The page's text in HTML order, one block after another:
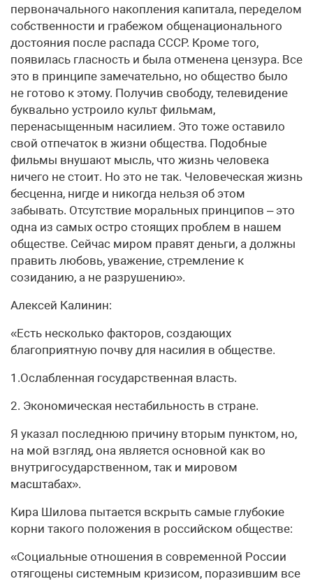
первоначального накопления капитала, переделом
собственности и грабежом общенационального
достояния после распада СССР. Кроме того,
появилась гласность и была отменена цензура. Все
это в принципе замечательно, но общество было
не готово к этому. Получив свободу, телевидение
буквально устроило культ фильмам,
перенасыщенным насилием. Это тоже оставило
свой отпечаток в жизни общества. Подобные
фильмы внушают мысль, что жизнь человека
ничего не стоит. Но это не так. Человеческая жизнь
бесценна, нигде и никогда нельзя об этом
забывать. Отсутствие моральных принципов – это
одна из самых остро стоящих проблем в нашем
обществе. Сейчас миром правят деньги, а должны
править любовь, уважение, стремление к
созиданию, а не разрушению».
Алексей Калинин:
«Есть несколько факторов, создающих
благоприятную почву для насилия в обществе.
1.Ослабленная государственная власть.
2. Экономическая нестабильность в стране.
Я указал последнюю причину вторым пунктом, но,
на мой взгляд, она является основной как во
внутригосударственном, так и мировом
масштабах».
Кира Шилова пытается вскрыть самые глубокие
корни такого положения в российском обществе:
«Социальные отношения в современной России
отягощены системным кризисом, поразившим все